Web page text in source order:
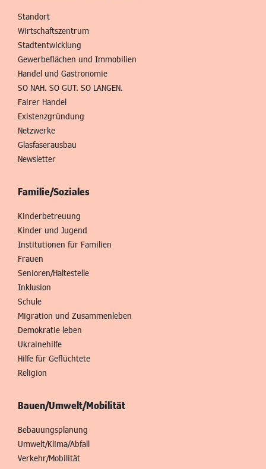
Standort
Wirtschaftszentrum
Stadtentwicklung
Gewerbeflächen und Immobilien
Handel und Gastronomie
SO NAH. SO GUT. SO LANGEN.
Fairer Handel
Existenzgründung
Netzwerke
Glasfaserausbau
Newsletter
Familie/Soziales
Kinderbetreuung
Kinder und Jugend
Institutionen für Familien
Frauen
Senioren/Haltestelle
Inklusion
Schule
Migration und Zusammenleben
Demokratie leben
Ukrainehilfe
Hilfe für Geflüchtete
Religion
Bauen/Umwelt/Mobilität
Bebauungsplanung
Umwelt/Klima/Abfall
Verkehr/Mobilität